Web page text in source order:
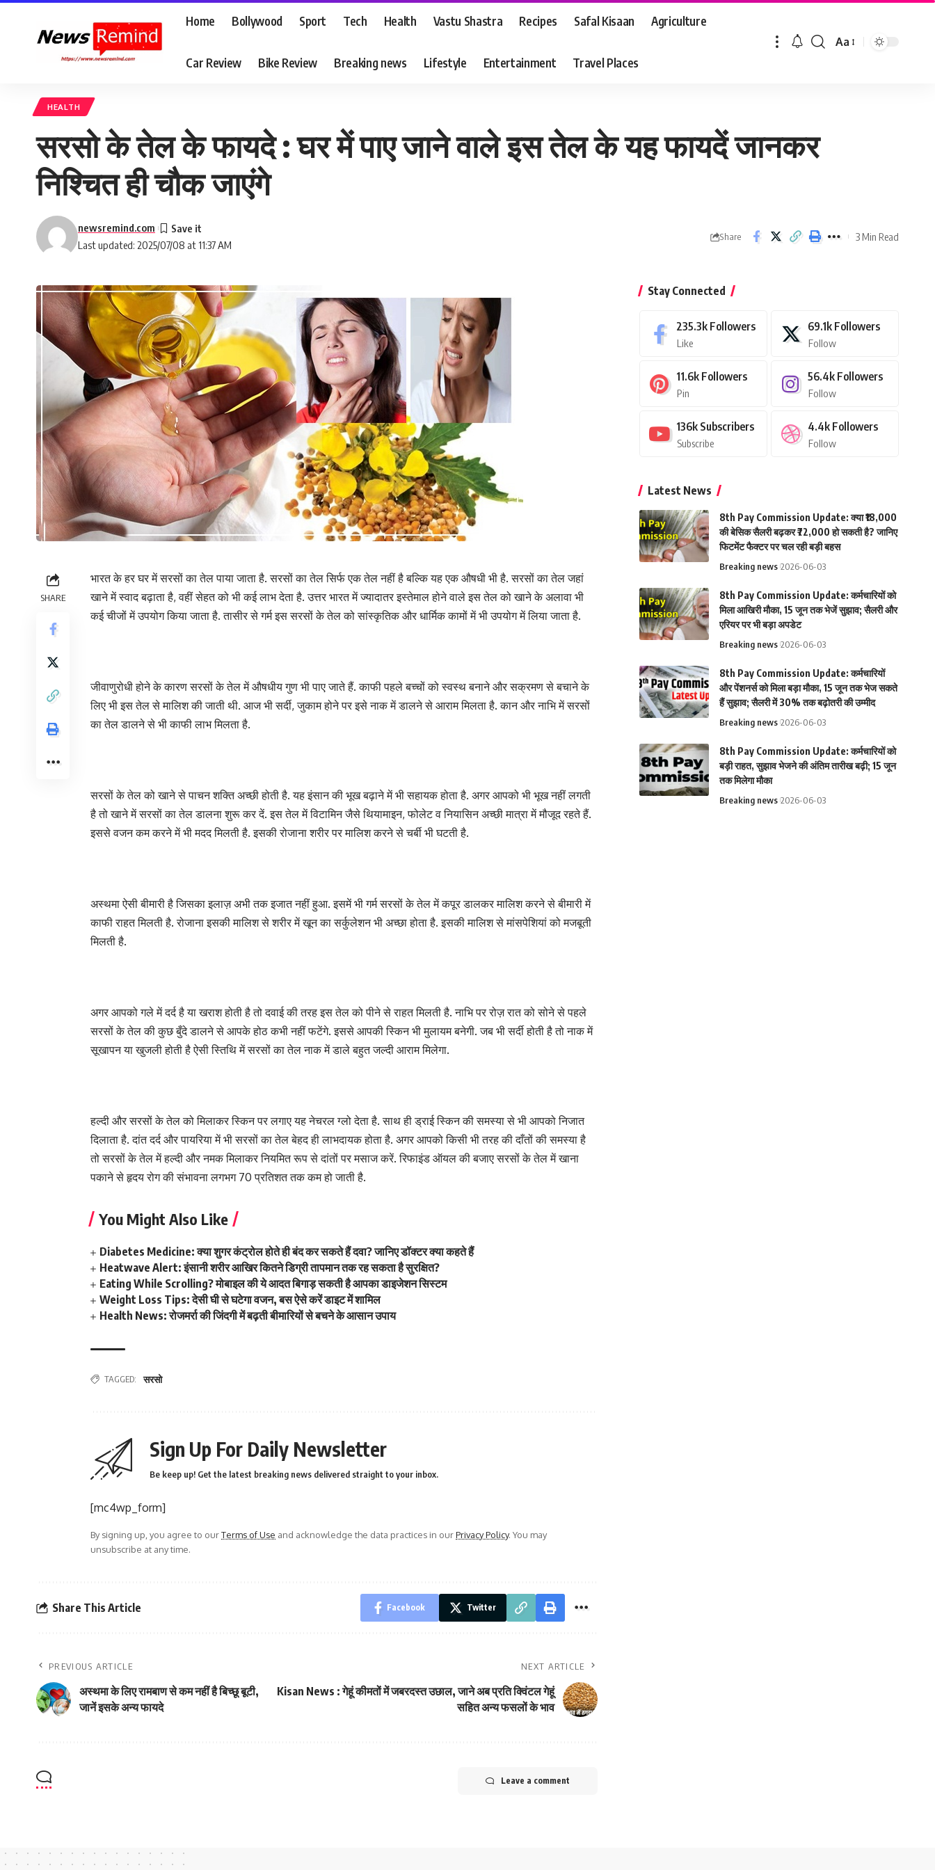
Home Bollywood Sport Tech Health Vastu Shastra Recipes Safal Kisaan Agriculture
Car Review Bike Review Breaking news Lifestyle Entertainment Travel Places
Font
Aa
HEALTH
सरसो के तेल के फायदे : घर में पाए जाने वाले इस तेल के यह फायदें जानकर
निश्चित ही चौक जाएंगे
Last updated: 2025/07/08 at 11:37 AM
newsremind.com
Share 3 Min Read
SHARE
भारत के हर घर में सरसों का तेल पाया जाता है. सरसों का तेल सिर्फ एक तेल नहीं है बल्कि यह एक औषधी भी है. सरसों का तेल जहां
खाने में स्वाद बढ़ाता है, वहीं सेहत को भी कई लाभ देता है. उत्तर भारत में ज्यादातर इस्तेमाल होने वाले इस तेल को खाने के अलावा भी
कई चीजों में उपयोग किया जाता है. तासीर से गर्म इस सरसों के तेल को सांस्कृतिक और धार्मिक कामों में भी उपयोग में लिया जाता है.
जीवाणुरोधी होने के कारण सरसों के तेल में औषधीय गुण भी पाए जाते हैं. काफी पहले बच्चों को स्वस्थ बनाने और सक्रमण से बचाने के
लिए भी इस तेल से मालिश की जाती थी. आज भी सर्दी, जुकाम होने पर इसे नाक में डालने से आराम मिलता है. कान और नाभि में सरसों
का तेल डालने से भी काफी लाभ मिलता है.
सरसों के तेल को खाने से पाचन शक्ति अच्छी होती है. यह इंसान की भूख बढ़ाने में भी सहायक होता है. अगर आपको भी भूख नहीं लगती
है तो खाने में सरसों का तेल डालना शुरू कर दें. इस तेल में विटामिन जैसे थियामाइन, फोलेट व नियासिन अच्छी मात्रा में मौजूद रहते हैं.
इससे वजन कम करने में भी मदद मिलती है. इसकी रोजाना शरीर पर मालिश करने से चर्बी भी घटती है.
अस्थमा ऐसी बीमारी है जिसका इलाज़ अभी तक इजात नहीं हुआ. इसमें भी गर्म सरसों के तेल में कपूर डालकर मालिश करने से बीमारी में
काफी राहत मिलती है. रोजाना इसकी मालिश से शरीर में खून का सर्कुलेशन भी अच्छा होता है. इसकी मालिश से मांसपेशियां को मजबूती
मिलती है.
अगर आपको गले में दर्द है या खराश होती है तो दवाई की तरह इस तेल को पीने से राहत मिलती है. नाभि पर रोज़ रात को सोने से पहले
सरसों के तेल की कुछ बुँदे डालने से आपके होठ कभी नहीं फटेंगे. इससे आपकी स्किन भी मुलायम बनेगी. जब भी सर्दी होती है तो नाक में
सूखापन या खुजली होती है ऐसी स्तिथि में सरसों का तेल नाक में डाले बहुत जल्दी आराम मिलेगा.
हल्दी और सरसों के तेल को मिलाकर स्किन पर लगाए यह नेचरल ग्लो देता है. साथ ही ड्राई स्किन की समस्या से भी आपको निजात
दिलाता है. दांत दर्द और पायरिया में भी सरसों का तेल बेहद ही लाभदायक होता है. अगर आपको किसी भी तरह की दाँतों की समस्या है
तो सरसों के तेल में हल्दी और नमक मिलाकर नियमित रूप से दांतों पर मसाज करें. रिफाइंड ऑयल की बजाए सरसों के तेल में खाना
पकाने से हृदय रोग की संभावना लगभग 70 प्रतिशत तक कम हो जाती है.
You Might Also Like
Diabetes Medicine: क्या शुगर कंट्रोल होते ही बंद कर सकते हैं दवा? जानिए डॉक्टर क्या कहते हैं
Heatwave Alert: इंसानी शरीर आखिर कितने डिग्री तापमान तक रह सकता है सुरक्षित?
Eating While Scrolling? मोबाइल की ये आदत बिगाड़ सकती है आपका डाइजेशन सिस्टम
Weight Loss Tips: देसी घी से घटेगा वजन, बस ऐसे करें डाइट में शामिल
Health News: रोजमर्रा की जिंदगी में बढ़ती बीमारियों से बचने के आसान उपाय
TAGGED: सरसो
Sign Up For Daily Newsletter
Be keep up! Get the latest breaking news delivered straight to your inbox.
[mc4wp_form]
By signing up, you agree to ourTerms of Use and acknowledge the data practices in ourPrivacy Policy. You may
unsubscribe at any time.
Share This Article Facebook Twitter
PREVIOUS ARTICLE
अस्थमा के लिए रामबाण से कम नहीं है बिच्छू बूटी,
जानें इसके अन्य फायदे
NEXT ARTICLE
Kisan News : गेहूं कीमतों में जबरदस्त उछाल, जाने अब प्रति क्विंटल गेहूं
सहित अन्य फसलों के भाव
Leave a comment
Stay Connected
235.3k Followers
Like
69.1k Followers
Follow
11.6k Followers
Pin
56.4k Followers
Follow
136k Subscribers
Subscribe
4.4k Followers
Follow
Latest News
8th Pay Commission Update: क्या ₹18,000
की बेसिक सैलरी बढ़कर ₹72,000 हो सकती है? जानिए
फिटमेंट फैक्टर पर चल रही बड़ी बहस
Breaking news 2026-06-03
8th Pay Commission Update: कर्मचारियों को
मिला आखिरी मौका, 15 जून तक भेजें सुझाव; सैलरी और
एरियर पर भी बड़ा अपडेट
Breaking news 2026-06-03
8th Pay Commission Update: कर्मचारियों
और पेंशनर्स को मिला बड़ा मौका, 15 जून तक भेज सकते
हैं सुझाव; सैलरी में 30% तक बढ़ोतरी की उम्मीद
Breaking news 2026-06-03
8th Pay Commission Update: कर्मचारियों को
बड़ी राहत, सुझाव भेजने की अंतिम तारीख बढ़ी; 15 जून
तक मिलेगा मौका
Breaking news 2026-06-03